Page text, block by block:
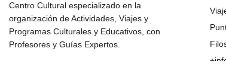
Centro Cultural especializado en la
organización de Actividades, Viajes y
Programas Culturales y Educativos, con
Profesores y Guías Expertos.